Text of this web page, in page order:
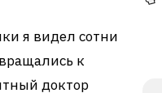
я видел сотни
к
доктор